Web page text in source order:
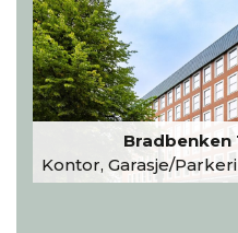
Bradbenken
Kontor, Garasje/Parkering,